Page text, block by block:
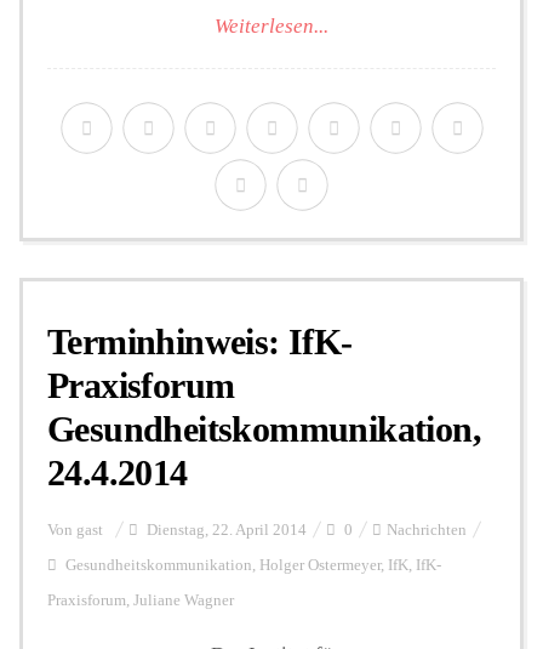
Weiterlesen...
Terminhinweis: IfK-
Praxisforum
Gesundheitskommunikation,
24.4.2014
Von gast Dienstag, 22. April 2014 0 Nachrichten
Gesundheitskommunikation, Holger Ostermeyer, IfK, IfK-
Praxisforum, Juliane Wagner